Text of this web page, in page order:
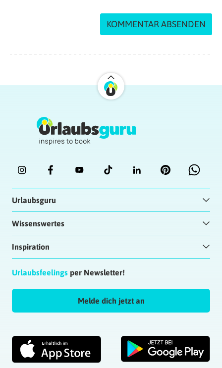
Urlaubsguru
Wissenswertes
Inspiration
Urlaubsfeelings per Newsletter!
Melde dich jetzt an